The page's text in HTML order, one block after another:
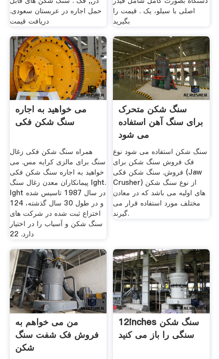
حمل اجاره در عربستان سعودی.
دریافت قیمت
اصلی با سیلو، یک . قیمت را
بگیرید
می خواهید به اجاره
سنگ شکن فکی
همراه سنگ شکن فکی زغال
سنگ برای مالزی کرایه مس. می
خواهید به اجاره سنگ شکن فکی
پیمانکاران معدن زغال سنگ lght.
lght در سال 1987 تاسیس شده
و در طول 30 سال گذشته، 124
اختراع ثبت شده در شركت های
سنگ شكن و آسیاب را در اختیار
دارد. 22
سنگ شکن متحرک
برای سنگ آهن استفاده
می شود
سنگ شکن استفاده می شود نوع
فک فروش سنگ شکن برای
فروش. سنگ شکن فکی (Jaw
Crusher) از نوع سنگ شکن
های اولیه می باشد که در معادن
مختلف مورد استفاده قرار می
گیرند.
من می خواهم به
فروش فک شفت سنگ
شکن
12inches سنگ شکن
سنگی را باز می کنید